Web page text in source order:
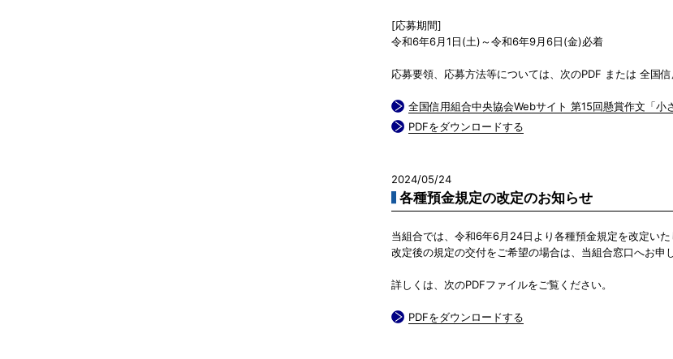
[応募期間]
令和6年6月1日(土)～令和6年9月6日(金)必着
応募要領、応募方法等については、次のPDF または 全国
全国信用組合中央協会Webサイト 第15回懸賞作文「小
PDFをダウンロードする
2024/05/24
各種預金規定の改定のお知らせ
当組合では、令和6年6月24日より各種預金規定を改定いた
改定後の規定の交付をご希望の場合は、当組合窓口へお申
詳しくは、次のPDFファイルをご覧ください。
PDFをダウンロードする